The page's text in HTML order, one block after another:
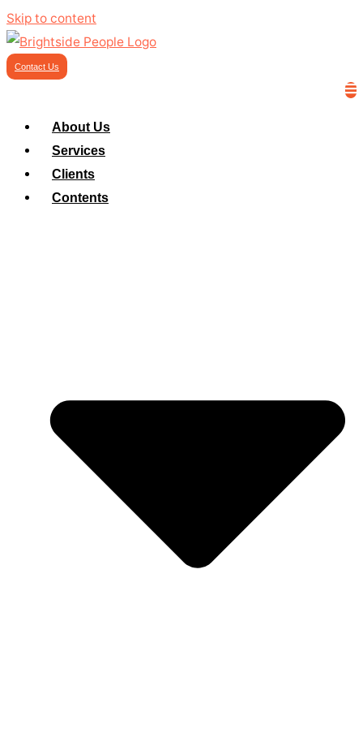
Skip to content
Contact Us
About Us
Services
Clients
Contents